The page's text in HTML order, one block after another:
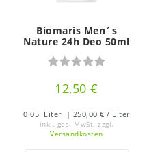
Biomaris Men´s
Nature 24h Deo 50ml
12,50 €
0.05 Liter | 250,00 € / Liter
inkl. ges. MwSt. zzgl.
Versandkosten